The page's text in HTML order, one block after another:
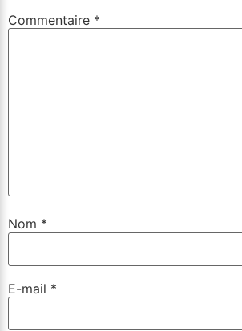
Commentaire *
Nom *
E-mail *